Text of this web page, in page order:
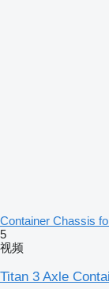
Container Chassis
5
视频
Titan 3 Axle